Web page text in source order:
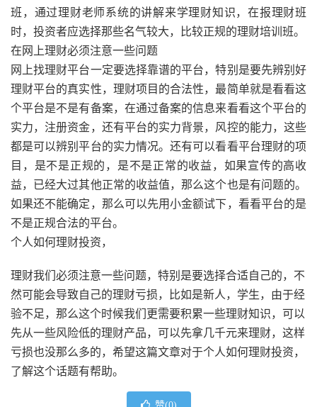
班，通过理财老师系统的讲解来学理财知识，在报理财班
时，投资者应选择那些名气较大，比较正规的理财培训班。
在网上理财必须注意一些问题
网上找理财平台一定要选择靠谱的平台，特别是要先辨别好
理财平台的真实性，理财项目的合法性，最简单就是看看这
个平台是不是有备案，在通过备案的信息来看看这个平台的
实力，注册资金，还有平台的实力背景，风控的能力，这些
都是可以辨别平台的实力情况。还有可以看看平台理财的项
目，是不是正规的，是不是正常的收益，如果宣传的高收
益，已经大过其他正常的收益值，那么这个也是有问题的。
如果还不能确定，那么可以先用小金额试下，看看平台的是
不是正规合法的平台。
个人如何理财投资，
理财我们必须注意一些问题，特别是要选择合适自己的，不
然可能会导致自己的理财亏损，比如是新人，学生，由于经
验不足，那么这个时候我们更需要积累一些理财知识，可以
先从一些风险低的理财产品，可以先拿几千元来理财，这样
亏损也没那么多的，希望这篇文章对于个人如何理财投资，
了解这个话题有帮助。